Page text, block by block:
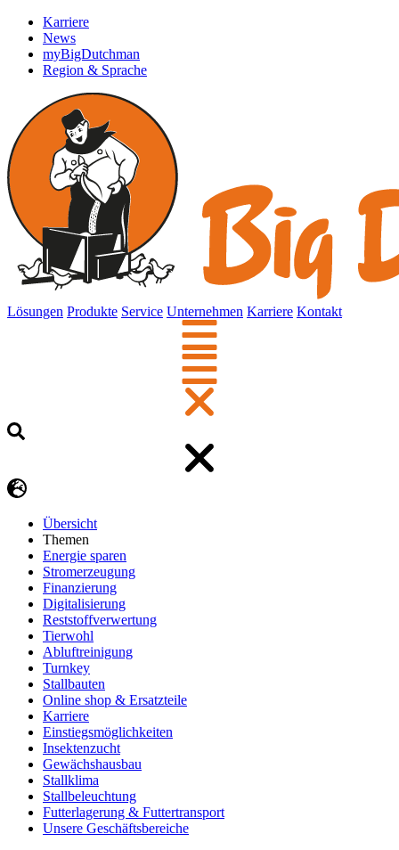
Karriere
News
myBigDutchman
Region & Sprache
Lösungen Produkte Service Unternehmen Karriere Kontakt
Übersicht
Themen
Energie sparen
Stromerzeugung
Finanzierung
Digitalisierung
Reststoffverwertung
Tierwohl
Abluftreinigung
Turnkey
Stallbauten
Online shop & Ersatzteile
Karriere
Einstiegsmöglichkeiten
Insektenzucht
Gewächshausbau
Stallklima
Stallbeleuchtung
Futterlagerung & Futtertransport
Unsere Geschäftsbereiche